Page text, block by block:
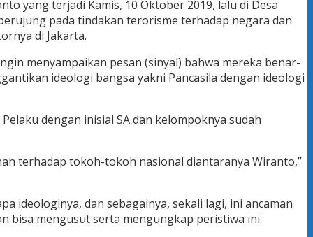
yang terjadi Kamis, 10 Oktober 2019, lalu di Desa
pada tindakan terorisme terhadap negara dan
di Jakarta.
menyampaikan pesan (sinyal) bahwa mereka benar-
ideologi bangsa yakni Pancasila dengan ideologi
dengan inisial SA dan kelompoknya sudah
terhadap tokoh-tokoh nasional diantaranya Wiranto,”
ideologinya, dan sebagainya, sekali lagi, ini ancaman
bisa mengusut serta mengungkap peristiwa ini